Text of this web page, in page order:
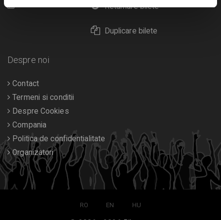
Returnare bilete
Duplicare bilete
Calendar
Despre noi
Contact
Termeni si conditii
Despre Cookies
Compania
Politica de confidentialitate
Organizatori
RO EN HU